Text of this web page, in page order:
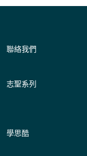
聯絡我們
志聖系列
學思酷